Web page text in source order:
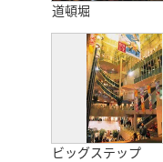
道頓堀
ビッグステップ